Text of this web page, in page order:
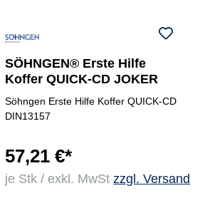
SÖHNGEN® Erste Hilfe
Koffer QUICK-CD JOKER
Söhngen Erste Hilfe Koffer QUICK-CD
DIN13157
57,21 €*
je Stk / exkl. MwStzzgl. Versand